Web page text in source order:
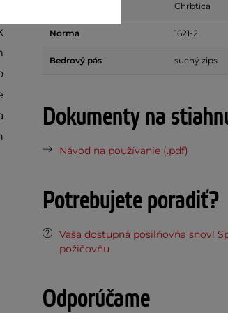
Chrbtica
Norma 1621-2
Bedrový pás suchý zips
Dokumenty na
Návod na používanie (.pdf)
Potrebujete poradiť?
Vaša dostupná posilňovňa snov!
požičovňu
Odporúčame